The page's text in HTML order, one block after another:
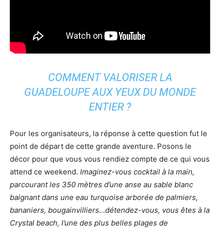
COMMENT VALORISER LA
GUADELOUPE AUX YEUX DU MONDE
ENTIER ?
Pour les organisateurs, la réponse à cette question fut le
point de départ de cette grande aventure. Posons le
décor pour que vous vous rendiez compte de ce qui vous
attend ce weekend. Imaginez-vous cocktail à la main,
parcourant les 350 mètres d’une anse au sable blanc
baignant dans une eau turquoise arborée de palmiers,
bananiers, bougainvilliers…détendez-vous, vous êtes à la
Crystal beach, l’une des plus belles plages de